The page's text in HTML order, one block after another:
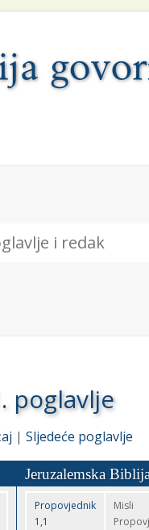
poglavlje
|Sljedeće poglavlje
Jeruzalemska
Propovjednik
1,1
Misli